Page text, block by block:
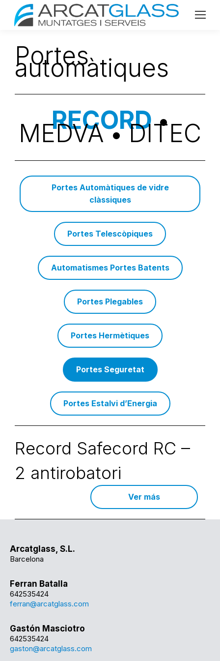
Portes
automàtiques
RECORD •
MEDVA • DITEC
Portes Automàtiques de vidre
clàssiques
Portes Telescòpiques
Automatismes Portes Batents
Portes Plegables
Portes Hermètiques
Portes Seguretat
Portes Estalvi d’Energia
Record Safecord RC –
2 antirobatori
Ver más
Arcatglass, S.L.
Barcelona
Ferran Batalla
642535424
ferran@arcatglass.com
Gastón Masciotro
642535424
gaston@arcatglass.com